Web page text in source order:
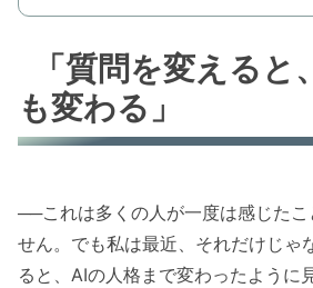
「質問を変えると
も変わる」
──これは多くの人が一度は感じたこ
せん。でも私は最近、それだけじゃ
ると、AIの人格まで変わったように